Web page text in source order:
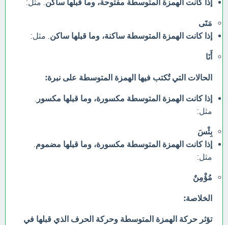
إذا كانت الهمزة المتوسطة مفتوحة، وما قبلها ساكن . مثل:
مَتَى
إذا كانت الهمزة المتوسطة ساكنة، وما قبلها ساكن . مثل:
أَنَا
الحالات التي تُكتب فيها الهمزة المتوسطة على نبرة:
إذا كانت الهمزة المتوسطة مكسورة، وما قبلها مكسور
مثل:
بِئْسَ
إذا كانت الهمزة المتوسطة مكسورة، وما قبلها مضموم
مثل:
مُؤْمِنٌ
الخلاصة:
تؤثر حركة الهمزة المتوسطة وحركة الحرف الذي قبلها في